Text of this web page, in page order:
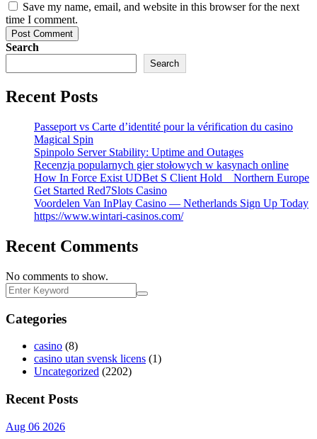
Save my name, email, and website in this browser for the next
time I comment.
Post Comment
Search
Search
Recent Posts
Passeport vs Carte d’identité pour la vérification du casino
Magical Spin
Spinpolo Server Stability: Uptime and Outages
Recenzja popularnych gier stołowych w kasynach online
How In Force Exist UDBet S Client Hold _ Northern Europe
Get Started Red7Slots Casino
Voordelen Van InPlay Casino — Netherlands Sign Up Today
https://www.wintari-casinos.com/
Recent Comments
No comments to show.
Categories
casino (8)
casino utan svensk licens (1)
Uncategorized (2202)
Recent Posts
Aug 06 2026